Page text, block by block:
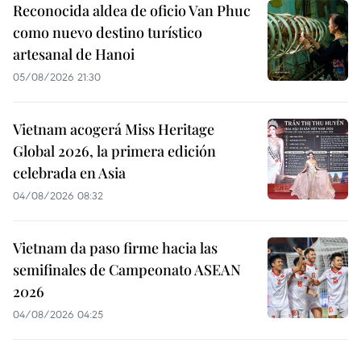
Reconocida aldea de oficio Van Phuc
como nuevo destino turístico
artesanal de Hanoi
05/08/2026 21:30
Vietnam acogerá Miss Heritage
Global 2026, la primera edición
celebrada en Asia
04/08/2026 08:32
Vietnam da paso firme hacia las
semifinales de Campeonato ASEAN
2026
04/08/2026 04:25